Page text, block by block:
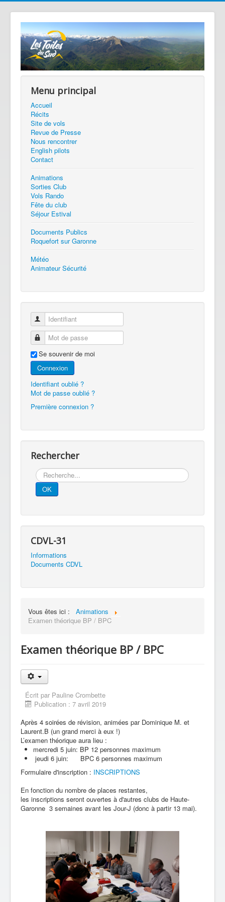
Menu principal
Accueil
Récits
Site de vols
Revue de Presse
Nous rencontrer
English pilots
Contact
Animations
Sorties Club
Vols Rando
Fête du club
Séjour Estival
Documents Publics
Roquefort sur Garonne
Météo
Animateur Sécurité
Identifiant
Mot de passe
Se souvenir de moi
Connexion
Identifiant oublié ?
Mot de passe oublié ?
Première connexion ?
Rechercher
Rechercher
OK
CDVL-31
Informations
Documents CDVL
Vous êtes ici :
Animations
Examen théorique BP / BPC
Examen théorique BP / BPC
Écrit par Pauline Crombette
Publication : 7 avril 2019
Après 4 soirées de révision, animées par Dominique M. et
Laurent.B (un grand merci à eux !)
L’examen théorique aura lieu :
mercredi 5 juin: BP 12 personnes maximum
jeudi 6 juin: BPC 6 personnes maximum
Formulaire d'inscription : INSCRIPTIONS
En fonction du nombre de places restantes,
les inscriptions seront ouvertes à d'autres clubs de Haute-
Garonne 3 semaines avant les Jour-J (donc à partir 13 mai).